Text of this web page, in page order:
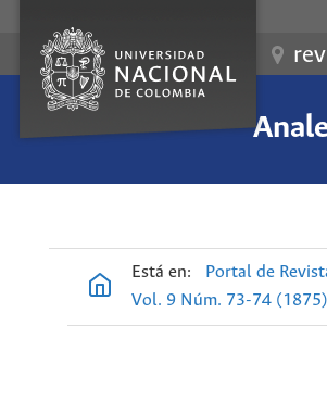
Está en: Portal de
Vol. 9 Núm. 73-74